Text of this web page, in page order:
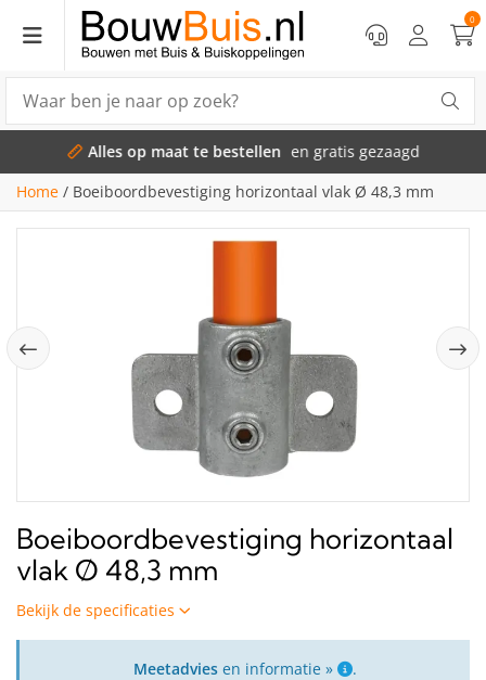
0
Alles op maat te bestellen en gratis gezaagd
Home / Boeiboordbevestiging horizontaal vlak Ø 48,3 mm
Boeiboordbevestiging horizontaal
vlak Ø 48,3 mm
Bekijk de specificaties
Meetadviesen informatie » .